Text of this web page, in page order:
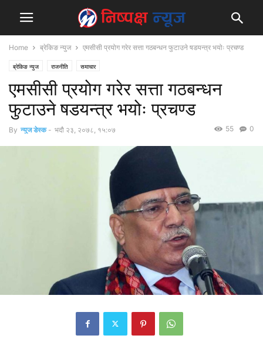
Home ब्रेकिङ न्युज एमसीसी प्रयोग गरेर सत्ता गठबन्धन फुटाउने षडयन्त्र भयोः प्रचण्ड
ब्रेकिङ न्युज राजनीति समाचार
एमसीसी प्रयोग गरेर सत्ता गठबन्धन
फुटाउने षडयन्त्र भयोः प्रचण्ड
By न्युज डेस्क - भदौ २३, २०७८, १५:०७ 0
55